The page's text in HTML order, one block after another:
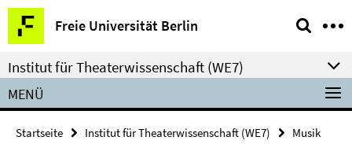
Springe
direkt
zu
Inhalt
Freie Universität Berlin
Service-
Navigation
Institut für Theaterwissenschaft (WE7)
MENÜ
Startseite Institut für Theaterwissenschaft (WE7)
Musik